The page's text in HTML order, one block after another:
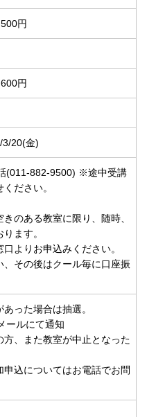
円
円
3/20(金)
(011-882-9500) ※途中受講
ださい。
のある教室に限り、随時、
ます。
よりお申込みください。
その後はクール毎に口座振
った場合は抽選。
ールにて通知
方、また教室が中止となった
込についてはお電話でお問